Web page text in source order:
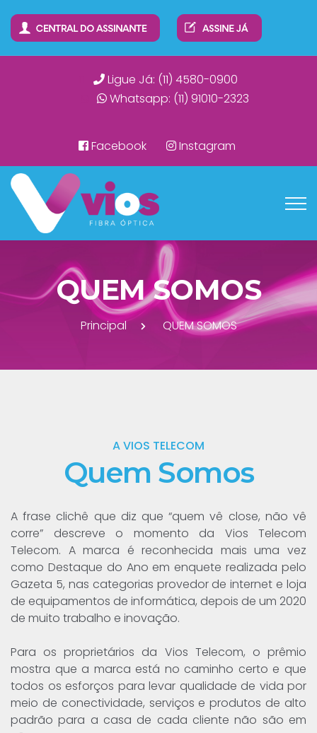
Ligue Já: (11) 4580-0900
Whatsapp: (11) 91010-2323
Facebook Instagram
QUEM SOMOS
Principal QUEM SOMOS
A VIOS TELECOM
Quem Somos
A frase clichê que diz que “quem vê close, não vê
corre” descreve o momento da Vios Telecom
Telecom. A marca é reconhecida mais uma vez
como Destaque do Ano em enquete realizada pelo
Gazeta 5, nas categorias provedor de internet e loja
de equipamentos de informática, depois de um 2020
de muito trabalho e inovação.
Para os proprietários da Vios Telecom, o prêmio
mostra que a marca está no caminho certo e que
todos os esforços para levar qualidade de vida por
meio de conectividade, serviços e produtos de alto
padrão para a casa de cada cliente não são em